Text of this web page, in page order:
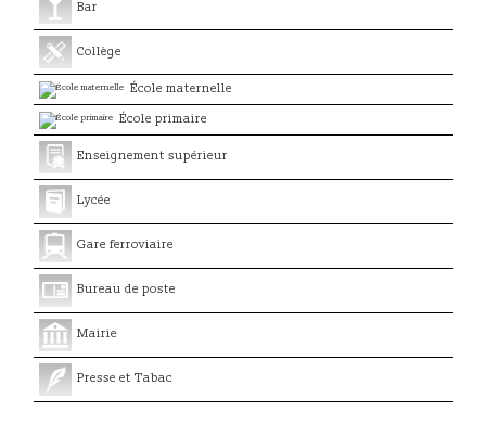
Bar
Collège
École maternelle
École primaire
Enseignement supérieur
Lycée
Gare ferroviaire
Bureau de poste
Mairie
Presse et Tabac